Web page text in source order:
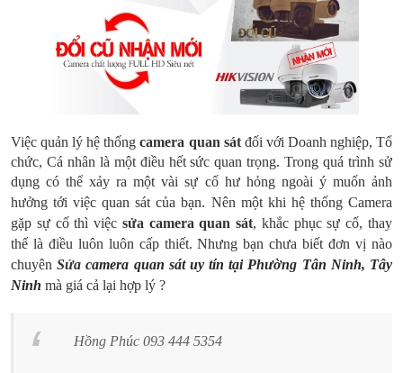
Việc quản lý hệ thốngcamera quan sátđối với Doanh nghiệp, Tổ
chức, Cá nhân là một điều hết sức quan trọng. Trong quá trình sử
dụng có thể xảy ra một vài sự cố hư hỏng ngoài ý muốn ảnh
hưởng tới việc quan sát của bạn. Nên một khi hệ thống Camera
gặp sự cố thì việc sửa camera quan sát, khắc phục sự cố, thay
thế là điều luôn luôn cấp thiết. Nhưng bạn chưa biết đơn vị nào
chuyênSửacamera quan sát uy tín tại Phường Tân Ninh, Tây
Ninh mà giá cả lại hợp lý ?
Hồng Phúc 093 444 5354